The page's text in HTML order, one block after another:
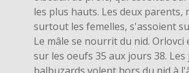
les plus hauts. Les deux parents,
surtout les femelles, s'assoient
Le mâle se nourrit du nid. Orlovci
sur les oeufs 35 aux jours 38. Les